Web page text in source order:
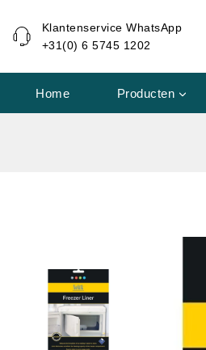
inhoud
Klantenservice WhatsApp
+31(0) 6 5745 1202
Home Producten